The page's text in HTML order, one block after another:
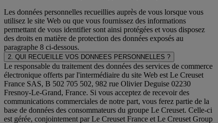
Les données personnelles recueillies auprès de vous lorsque vous
utilisez le site Web ou que vous fournissez des informations
permettant de vous identifier sont ainsi protégées et vous disposez
des droits en matière de protection des données exposés au
paragraphe 8 ci-dessous.
2. QUI RECUEILLE VOS DONNEES PERSONNELLES ?
Le responsable du traitement des données des services de commerce
électronique offerts par l'intermédiaire du site Web est Le Creuset
France SAS, B 502 705 502, 982 rue Olivier Deguise 02230
Fresnoy-Le-Grand, France. Si vous acceptez de recevoir des
communications commerciales de notre part, vous ferez partie de la
base de données des consommateurs du groupe Le Creuset. Celle-ci
est gérée, conjointement par Le Creuset France et Le Creuset Group